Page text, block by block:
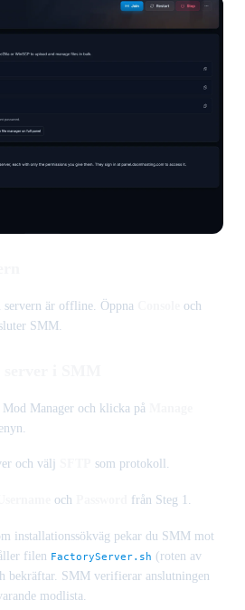
servern är offline. Öppna
och
SMM.
Manager och klicka på
och välj som protokoll.
och från Steg 1.
installationssökväg pekar du SMM mot
filen FactoryServer.sh (roten av
bekräftar. SMM verifierar anslutningen
modlista.